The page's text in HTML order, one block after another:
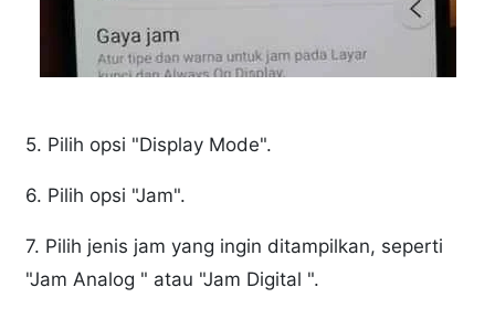
5. Pilih opsi "Display Mode".
6. Pilih opsi "Jam".
7. Pilih jenis jam yang ingin ditampilkan, seperti
"Jam Analog " atau "Jam Digital ".